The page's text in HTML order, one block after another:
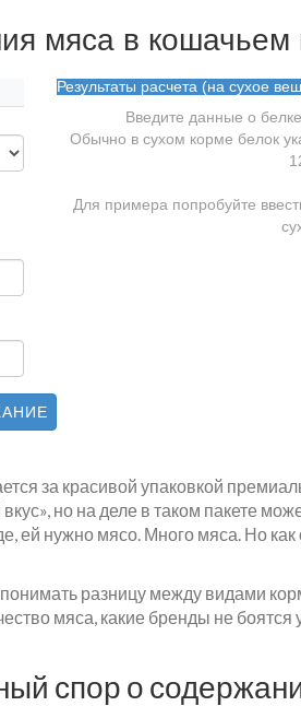
мяса в кошачьем
Результаты расчета (на сухое
Введите данные о
Обычно в сухом корме белок
Для примера попробуйте
за красивой упаковкой
но на деле в таком пакете
ей нужно мясо. Много мяса. Но как
понимать разницу между видами
мяса, какие бренды не
спор о